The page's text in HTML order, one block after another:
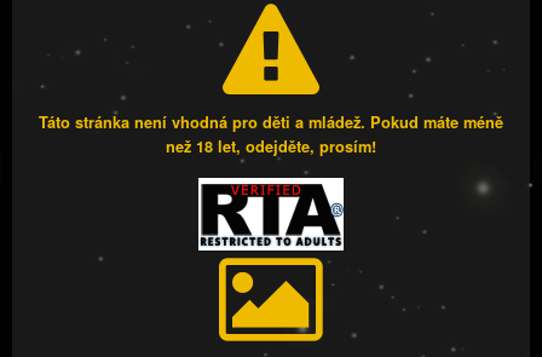
Táto stránka není vhodná pro děti a mládež. Pokud máte méně
než 18 let, odejděte, prosím!